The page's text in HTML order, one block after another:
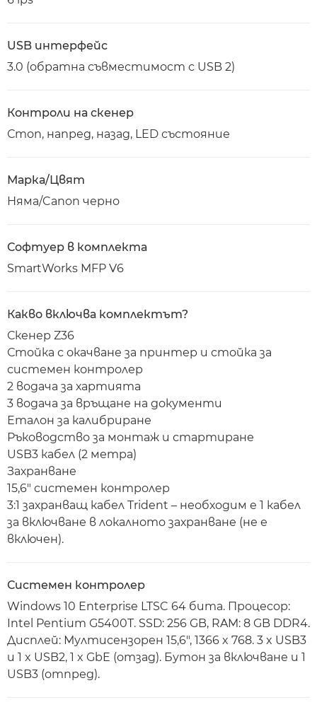
USB интерфейс
3.0 (обратна съвместимост с USB 2)
Контроли на скенер
Стоп, напред, назад, LED състояние
Марка/Цвят
Няма/Canon черно
Софтуер в комплекта
SmartWorks MFP V6
Какво включва комплектът?
Скенер Z36
Стойка с окачване за принтер и стойка за
системен контролер
2 водача за хартията
3 водача за връщане на документи
Еталон за калибриране
Ръководство за монтаж и стартиране
USB3 кабел (2 метра)
Захранване
15,6" системен контролер
3:1 захранващ кабел Trident – необходим е 1 кабел
за включване в локалното захранване (не е
включен).
Системен контролер
Windows 10 Enterprise LTSC 64 бита. Процесор:
Intel Pentium G5400T. SSD: 256 GB, RAM: 8 GB DDR4.
Дисплей: Мултисензорен 15,6", 1366 x 768. 3 x USB3
и 1 x USB2, 1 x GbE (отзад). Бутон за включване и 1
USB3 (отпред).